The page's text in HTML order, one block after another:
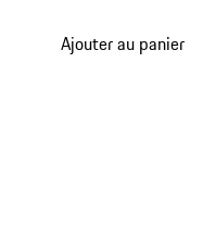
aux
Ajouter au panier